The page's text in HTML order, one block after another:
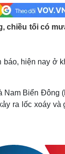
Thể thao
Thế giới thể thao
Văn hóa
Sân khấu - Điện
chiều tối có
hiện nay ở
Biển Đông
ra lốc xoáy